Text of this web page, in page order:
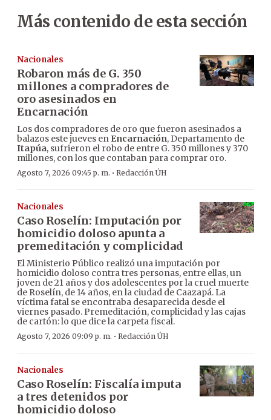
Más contenido de esta sección
Nacionales
Robaron más de G. 350
millones a compradores de
oro asesinados en
Encarnación
Los dos compradores de oro que fueron asesinados a
balazos este jueves en Encarnación, Departamento de
Itapúa, sufrieron el robo de entre G. 350 millones y 370
millones, con los que contaban para comprar oro.
Agosto 7, 2026 09:45 p. m. · Redacción ÚH
Nacionales
Caso Roselín: Imputación por
homicidio doloso apunta a
premeditación y complicidad
El Ministerio Público realizó una imputación por
homicidio doloso contra tres personas, entre ellas, un
joven de 21 años y dos adolescentes por la cruel muerte
de Roselín, de 14 años, en la ciudad de Caazapá. La
víctima fatal se encontraba desaparecida desde el
viernes pasado. Premeditación, complicidad y las cajas
de cartón: lo que dice la carpeta fiscal.
Agosto 7, 2026 09:09 p. m. · Redacción ÚH
Nacionales
Caso Roselín: Fiscalía imputa
a tres detenidos por
homicidio doloso